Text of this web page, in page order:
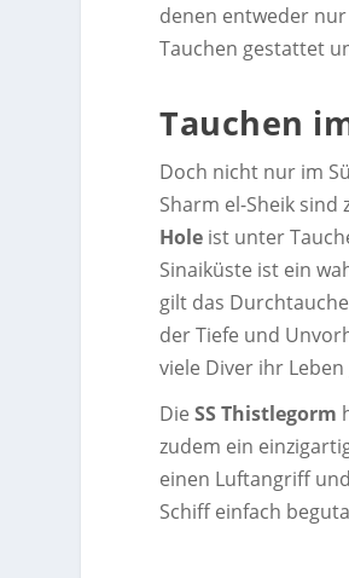
denen entweder
Tauchen gestattet
Tauchen
Doch nicht nur im
Sharm el-Sheik
Hole ist unter
Sinaiküste ist ein
gilt das
der Tiefe und
viele Diver ihr
Die SS Thistlegorm
zudem ein
einen Luftangriff
Schiff einfach